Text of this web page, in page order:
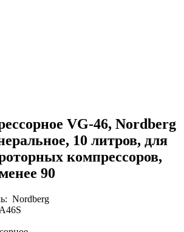
VG-46, Nordberg
10 литров, для
компрессоров,
90
Nordberg